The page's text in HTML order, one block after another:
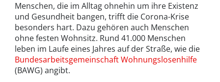
Menschen, die im Alltag ohnehin um ihre Existenz
und Gesundheit bangen, trifft die Corona-Krise
besonders hart. Dazu gehören auch Menschen
ohne festen Wohnsitz. Rund 41.000 Menschen
leben im Laufe eines Jahres auf der Straße, wie die
Bundesarbeitsgemeinschaft Wohnungslosenhilfe
(BAWG) angibt.